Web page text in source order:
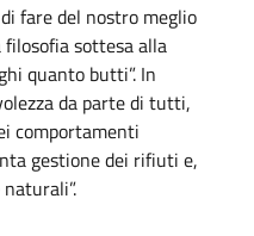
fare del nostro meglio
sottesa alla
quanto butti”. In
da parte di tutti,
comportamenti
gestione dei rifiuti e,